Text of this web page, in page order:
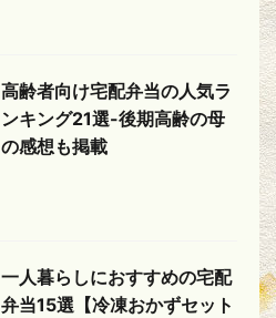
高齢者向け宅配弁当の人気ラ
ンキング21選-後期高齢の母
の感想も掲載
一人暮らしにおすすめの宅配
弁当15選【冷凍おかずセット